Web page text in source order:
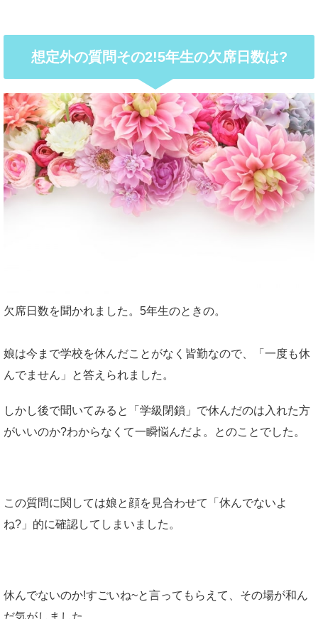
想定外の質問その2!5年生の欠席日数は?
欠席日数を聞かれました。5年生のときの。
娘は今まで学校を休んだことがなく皆勤なので、「一度も休
んでません」と答えられました。
しかし後で聞いてみると「学級閉鎖」で休んだのは入れた方
がいいのか?わからなくて一瞬悩んだよ。とのことでした。
この質問に関しては娘と顔を見合わせて「休んでないよ
ね?」的に確認してしまいました。
休んでないのか!すごいね~と言ってもらえて、その場が和ん
だ気がしました。